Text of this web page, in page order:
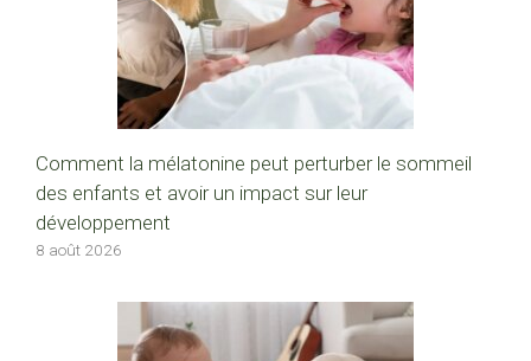
Comment la mélatonine peut perturber le sommeil
des enfants et avoir un impact sur leur
développement
8 août 2026